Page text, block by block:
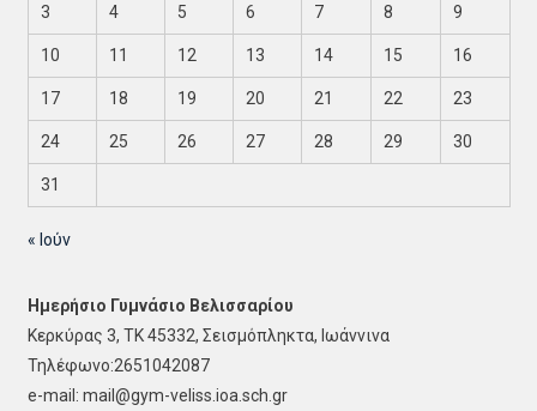
3 4 5 6 7 8 9
10 11 12 13 14 15 16
17 18 19 20 21 22 23
24 25 26 27 28 29 30
31
« Ιούν
Ημερήσιο Γυμνάσιο Βελισσαρίου
Κερκύρας 3, ΤΚ 45332, Σεισμόπληκτα, Ιωάννινα
Τηλέφωνο:2651042087
e-mail: mail@gym-veliss.ioa.sch.gr